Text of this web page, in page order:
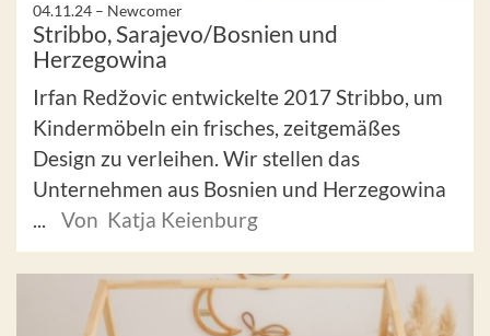
04.11.24 – Newcomer
Stribbo, Sarajevo/Bosnien und
Herzegowina
Irfan Redžovic entwickelte 2017 Stribbo, um
Kindermöbeln ein frisches, zeitgemäßes
Design zu verleihen. Wir stellen das
Unternehmen aus Bosnien und Herzegowina
...
Von Katja Keienburg